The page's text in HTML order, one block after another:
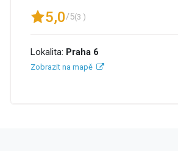
5,0/5(3 )
Lokalita: Praha 6
Zobrazit na mapě